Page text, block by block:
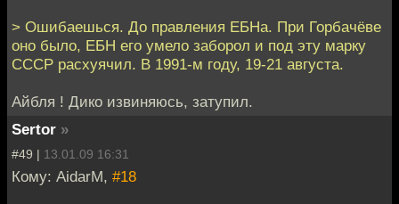
> Ошибаешься. До правления ЕБНа. При Горбачёве
оно было, ЕБН его умело заборол и под эту марку
СССР расхуячил. В 1991-м году, 19-21 августа.
Айбля ! Дико извиняюсь, затупил.
Sertor »
#49 | 13.01.09 16:31
Кому: AidarM, #18